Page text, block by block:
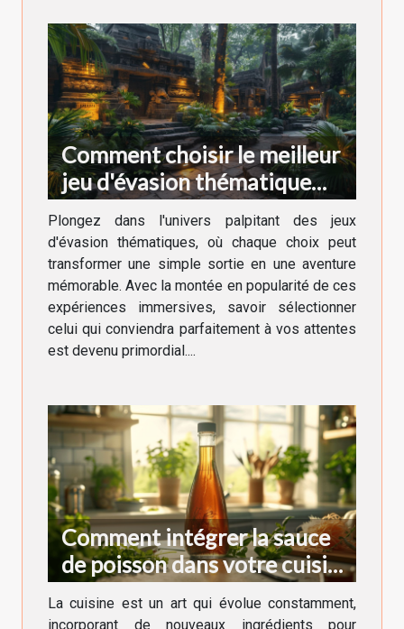
Comment choisir le meilleur
jeu d'évasion thématique
pour votre prochaine
aventure
Plongez dans l'univers palpitant des jeux
d'évasion thématiques, où chaque choix peut
transformer une simple sortie en une aventure
mémorable. Avec la montée en popularité de ces
expériences immersives, savoir sélectionner
celui qui conviendra parfaitement à vos attentes
est devenu primordial....
Comment intégrer la sauce
de poisson dans votre cuisine
quotidienne
La cuisine est un art qui évolue constamment,
incorporant de nouveaux ingrédients pour